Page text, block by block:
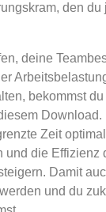
den du
deine
bekommst
Download.
Zeit
und die Effizienz
Damit
und du